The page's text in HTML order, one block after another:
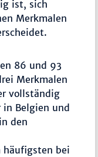
ist, sich
Merkmalen
86 und 93
Merkmalen
vollständig
in Belgien und
den
häufigsten bei